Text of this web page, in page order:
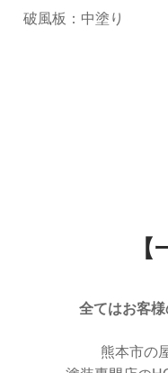
破風板：中塗り
全てはお客
熊本市の